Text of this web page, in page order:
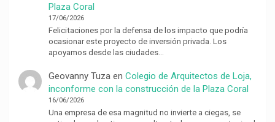
Plaza Coral
17/06/2026
Felicitaciones por la defensa de los impacto que podría
ocasionar este proyecto de inversión privada. Los
apoyamos desde las ciudades…
Geovanny Tuza en Colegio de Arquitectos de Loja,
inconforme con la construcción de la Plaza Coral
16/06/2026
Una empresa de esa magnitud no invierte a ciegas, se